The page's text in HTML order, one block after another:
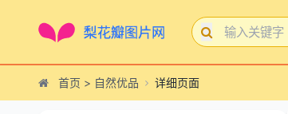
首页 > 自然优品 详细页面